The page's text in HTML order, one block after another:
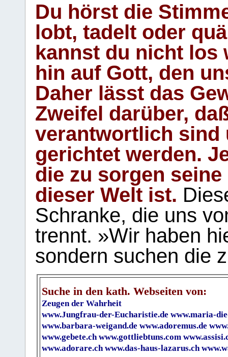
Du hörst die
lobt, tadelt oder
kannst du nicht los
hin auf Gott, den
Daher lässt das
Zweifel darüber,
verantwortlich sind
gerichtet werden.
die zu sorgen
dieser Welt ist.
Schranke, die uns
trennt. »Wir haben
sondern suchen die
Suche in den kath. Webseiten von:
Zeugen der Wahrheit
www.Jungfrau-der-Eucharistie.de www.maria-
www.barbara-weigand.de www.adoremus.de
www.gebete.ch www.gottliebtuns.com
www.adorare.ch www.das-haus-lazarus.ch